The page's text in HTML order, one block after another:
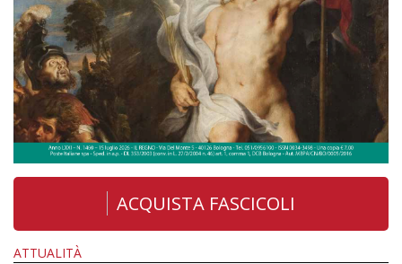
ACQUISTA FASCICOLI
ATTUALITÀ